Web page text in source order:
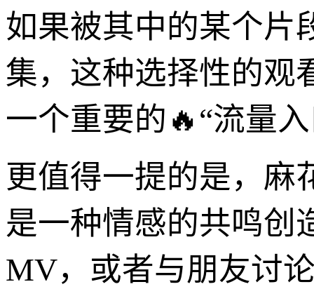
如果被其中的某个片
集，这种选择性的观
一个重要的🔥“流量
更值得一提的是，麻
是一种情感的共鸣创
MV，或者与朋友讨